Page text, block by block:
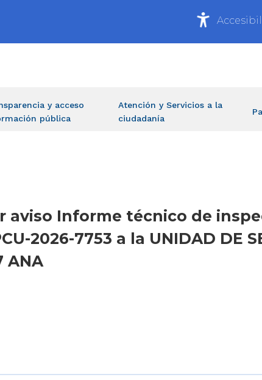
y acceso
pública
Atención y Servicios a la
ciudadanía
aviso Informe técnico de
2026-7753 a la UNIDAD DE
ANA